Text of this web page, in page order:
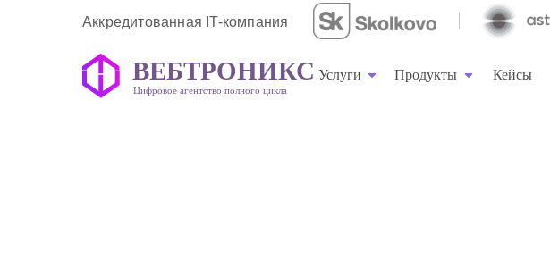
Кейсы
Услуги Продукты
Цифровое агентство полного цикла
ВЕБТРОНИКС
Аккредитованная IT-компания
Кейсы
Услуги
ВЕБТРОНИКС